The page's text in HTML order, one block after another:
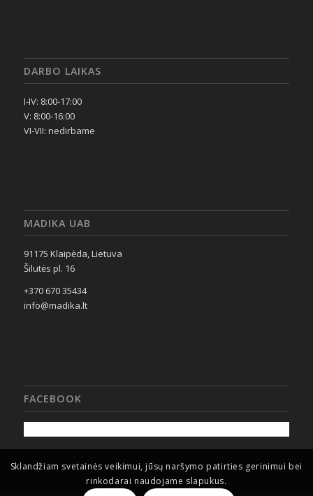
DARBO LAIKAS
I-IV: 8:00-17:00
V: 8:00-16:00
VI-VII: nedirbame
MADIKA UAB
91175 Klaipėda, Lietuva
Šilutės pl. 16
+370 670 35434
info@madika.lt
FACEBOOK
Sklandžiam svetainės veikimui, jūsų naršymo patirties gerinimui bei
rinkodarai naudojame slapukus.